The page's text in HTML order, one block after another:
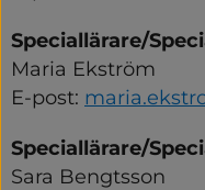
Speciallärare/
Maria Ekström
E-post:
Speciallärare/
Sara Bengtsson